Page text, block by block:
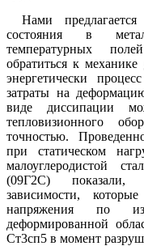
Нами
состояния в
температурных
обратиться к
энергетически
затраты на
виде диссипации
тепловизионного
точностью.
при статическом
малоуглеродистой
(09Г2С) показали,
зависимости,
напряжения по
деформированной
Ст3сп5 в момент